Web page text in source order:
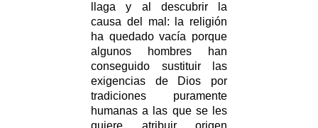
llaga y al descubrir la
causa del mal: la religión
ha quedado vacía porque
algunos hombres han
conseguido sustituir las
exigencias de Dios por
tradiciones puramente
humanas a las que se les